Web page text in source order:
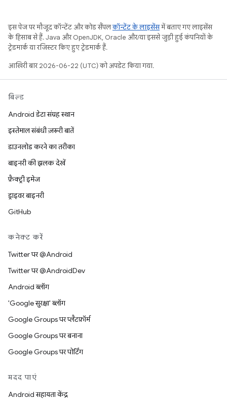
इस पेज पर मौजूद कॉन्टेंट और कोड सैंपलकॉन्टेंट के लाइसेंसमें बताए गए लाइसेंस
के हिसाब से हैं. Java और OpenJDK, Oracle और/या इससे जुड़ी हुई कंपनियों के
ट्रेडमार्क या रजिस्टर किए हुए ट्रेडमार्क हैं.
आखिरी बार 2026-06-22 (UTC) को अपडेट किया गया.
बिल्ड
Android डेटा संग्रह स्थान
इस्तेमाल संबंधी ज़रूरी बातें
डाउनलोड करने का तरीका
बाइनरी की झलक देखें
फ़ैक्ट्री इमेज
ड्राइवर बाइनरी
GitHub
कनेक्ट करें
Twitter पर @Android
Twitter पर @AndroidDev
Android ब्लॉग
'Google सुरक्षा' ब्लॉग
Google Groups पर प्लैटफ़ॉर्म
Google Groups पर बनाना
Google Groups पर पोर्टिंग
मदद पाएं
Android सहायता केंद्र